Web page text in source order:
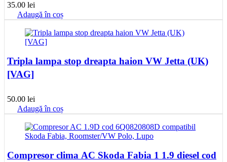
35.00 lei
Adaugă în coș
Tripla lampa stop dreapta haion VW Jetta (UK)
[VAG]
50.00 lei
Adaugă în coș
Compresor clima AC Skoda Fabia 1 1.9 diesel cod